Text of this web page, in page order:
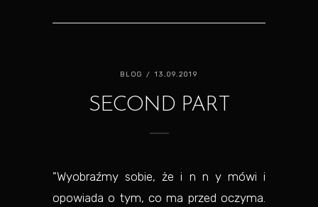
BLOG / 13.09.2019
SECOND PART
"Wyobraźmy sobie, że i n n y mówi i
opowiada o tym, co ma przed oczyma.